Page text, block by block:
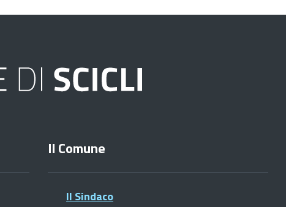
Il Comune
Il Sindaco